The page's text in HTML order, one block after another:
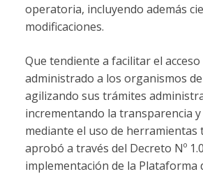
operatoria, incluyendo además
modificaciones.
Que tendiente a facilitar el acceso
administrado a los organismos
agilizando sus trámites
incrementando la transparencia y
mediante el uso de herramientas
aprobó a través del Decreto Nº
implementación de la Plataforma